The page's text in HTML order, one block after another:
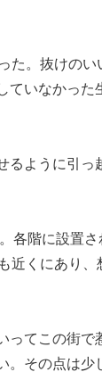
た。抜けのい
ていなかった
るように引っ
各階に設置
近くにあり、
ってこの街で
。その点は少